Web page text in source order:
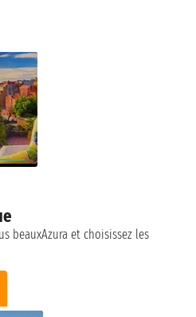
beauxAzura et choisissez les